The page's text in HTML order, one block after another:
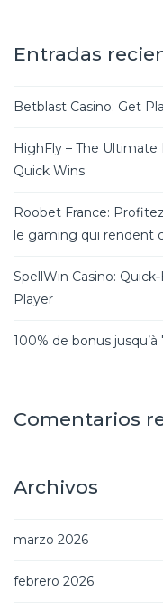
Entradas
Betblast Casino: Get
HighFly – The
Quick Wins
Roobet France:
le gaming qui rendent
SpellWin Casino:
Player
100% de bonus jusqu’à
Comentarios
Archivos
marzo 2026
febrero 2026